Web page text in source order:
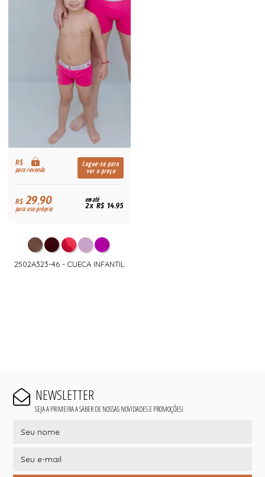
R$
para revenda
Logue-se para
ver o preço
R$29,90
para uso próprio
em até
2x R$ 14,95
2502A323-46 - CUECA INFANTIL
NEWSLETTER
SEJA A PRIMEIRA A SABER DE NOSSAS NOVIDADES E PROMOÇÕES!